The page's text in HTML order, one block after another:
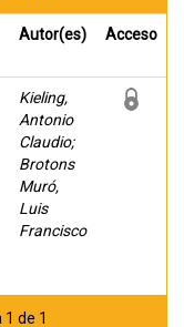
Autor(es) Acceso
Kieling,
Antonio
Claudio;
Brotons
Muró,
Luis
Francisco
de 1